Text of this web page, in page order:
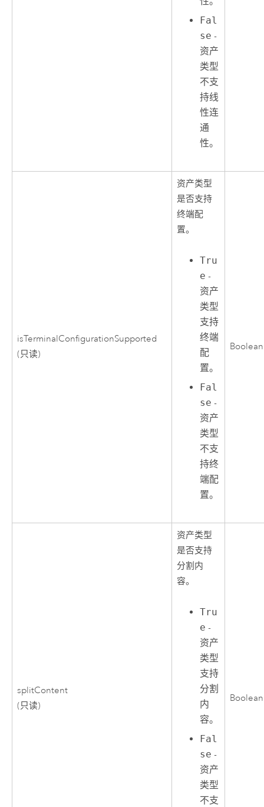
Fal
se -
资产
类型
不支
持线
性连
通
性。
isTerminalConfigurationSupported
(只读)
资产类型
是否支持
终端配
置。
Tru
e -
资产
类型
支持
终端
配
置。
Fal
se -
资产
类型
不支
持终
端配
置。
Boolean
splitContent
(只读)
资产类型
是否支持
分割内
容。
Tru
e -
资产
类型
支持
分割
内
容。
Fal
se -
资产
类型
不支
Boolean